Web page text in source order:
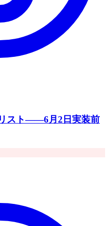
スト——6月2日実装前